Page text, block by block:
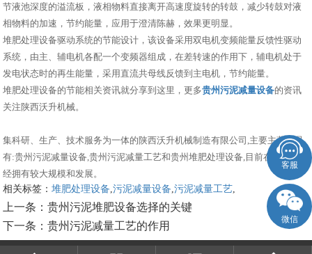
节液池深度的溢流板，液相物料直接离开高速度旋转的转鼓，减少转鼓对液
相物料的加速，节约能量，应用于澄清陈赫，效果更明显。
堆肥处理设备驱动系统的节能设计，该设备采用双电机变频能量反馈性驱动
系统，由主、辅电机各配一个变频器组成，在差转速的作用下，辅电机处于
发电状态时的再生能量，采用直流共母线反馈到主电机，节约能量。
堆肥处理设备的节能相关资讯就分享到这里，更多贵州污泥减量设备的资讯
关注陕西沃升机械。
集科研、生产、技术服务为一体的陕西沃升机械制造有限公司,主要主营产品
有:贵州污泥减量设备,贵州污泥减量工艺和贵州堆肥处理设备,目前在市场上已
经拥有较大规模和发展。
相关标签：堆肥处理设备 ,污泥减量设备 ,污泥减量工艺
上一条：贵州污泥堆肥设备选择的关键
下一条：贵州污泥减量工艺的作用
客服
微信